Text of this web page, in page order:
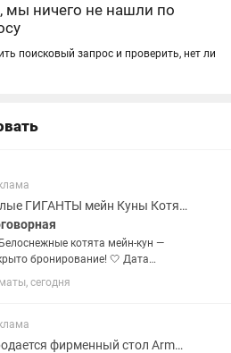
мы ничего не нашли по
поисковый запрос и проверить, нет ли
Белые ГИГАНТЫ мейн Куны Котята
котята мейн-кун —
бронирование! 🤍 Дата
— 8 июля. В помёте всего 3
Отец — огромный чёрный
он слева, справа —...
сегодня
Продается фирменный стол Armani Ceramic